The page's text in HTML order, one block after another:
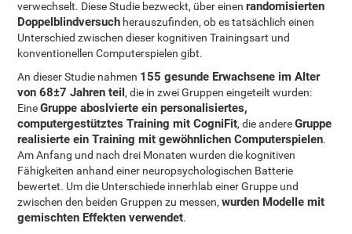
verwechselt. Diese Studie bezweckt, über einenrandomisierten
Doppelblindversuch herauszufinden, ob es tatsächlich einen
Unterschied zwischen dieser kognitiven Trainingsart und
konventionellen Computerspielen gibt.
An dieser Studie nahmen 155 gesunde Erwachsene im Alter
von 68±7 Jahren teil, die in zwei Gruppen eingeteilt wurden:
EineGruppe aboslvierte ein personalisiertes,
computergestütztes Training mit CogniFit, die andereGruppe
realisierte ein Training mit gewöhnlichen Computerspielen.
Am Anfang und nach drei Monaten wurden die kognitiven
Fähigkeiten anhand einer neuropsychologischen Batterie
bewertet. Um die Unterschiede innerhlab einer Gruppe und
zwischen den beiden Gruppen zu messen,wurden Modelle mit
gemischten Effekten verwendet.